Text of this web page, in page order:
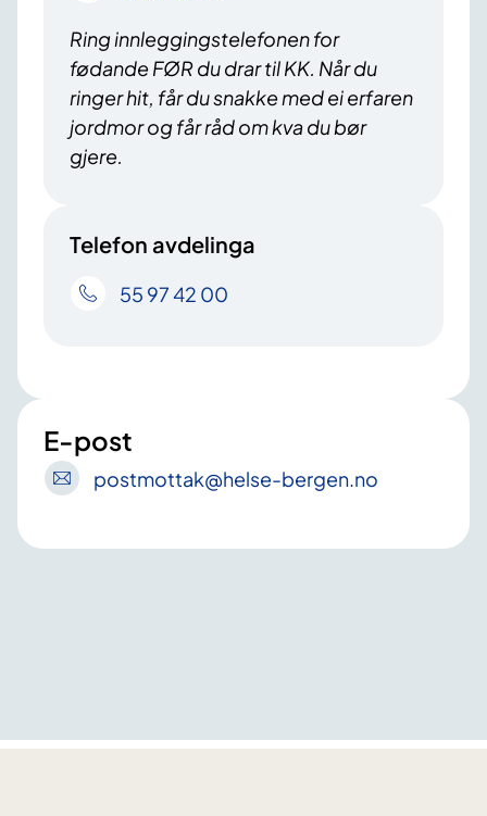
Ring innleggingstelefonen for
fødande FØR du drar til KK. Når du
ringer hit, får du snakke med ei erfaren
jordmor og får råd om kva du bør
gjere.
Telefon avdelinga
55 97 42 00
E-post
postmottak@helse-bergen.no